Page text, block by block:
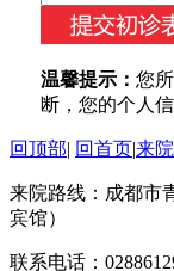
温馨提示： 您
断，您的个人
回顶部| 回首页|来
来院路线：成都市
宾馆）
联系电话：